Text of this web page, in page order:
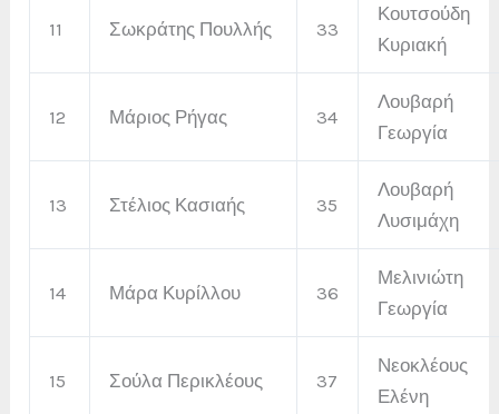
11 Σωκράτης Πουλλής 33
Κουτσούδη
Κυριακή
12 Μάριος Ρήγας 34
Λουβαρή
Γεωργία
13 Στέλιος Κασιαής 35
Λουβαρή
Λυσιμάχη
14 Μάρα Κυρίλλου 36
Μελινιώτη
Γεωργία
15 Σούλα Περικλέους 37
Νεοκλέους
Ελένη